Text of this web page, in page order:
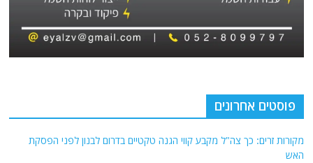
פוסטים אחרונים
מקורות זרים: כך צה"ל מקבע קווי הגנה טקטיים בדרום לבנון לפני הפסקת
האש